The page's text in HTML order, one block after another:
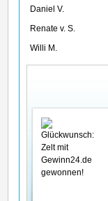
Daniel V.
Renate v. S.
Willi M.